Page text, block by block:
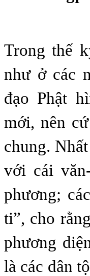
Trong thế
như ở các
đạo Phật
mới, nên
chung.
với cái
phương;
ti”, cho
phương
là các dân